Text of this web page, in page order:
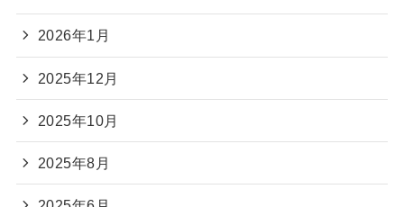
2026年1月
2025年12月
2025年10月
2025年8月